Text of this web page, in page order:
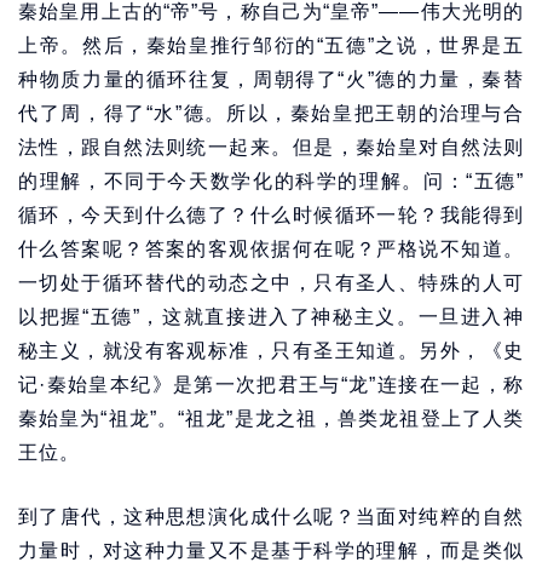
秦始皇用上古的“帝”号，称自己为“皇帝”——伟大光明的
上帝。然后，秦始皇推行邹衍的“五德”之说，世界是五
种物质力量的循环往复，周朝得了“火”德的力量，秦替
代了周，得了“水”德。所以，秦始皇把王朝的治理与合
法性，跟自然法则统一起来。但是，秦始皇对自然法则
的理解，不同于今天数学化的科学的理解。问：“五德”
循环，今天到什么德了？什么时候循环一轮？我能得到
什么答案呢？答案的客观依据何在呢？严格说不知道。
一切处于循环替代的动态之中，只有圣人、特殊的人可
以把握“五德”，这就直接进入了神秘主义。一旦进入神
秘主义，就没有客观标准，只有圣王知道。另外，《史
记·秦始皇本纪》是第一次把君王与“龙”连接在一起，称
秦始皇为“祖龙”。“祖龙”是龙之祖，兽类龙祖登上了人类
王位。
到了唐代，这种思想演化成什么呢？当面对纯粹的自然
力量时，对这种力量又不是基于科学的理解，而是类似